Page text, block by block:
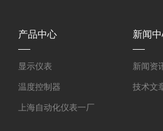
产品中心
显示仪表
温度控制器
上海自动化仪表一厂
新闻
新闻资
技术文